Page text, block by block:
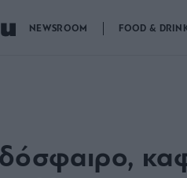
NEWSROOM FOOD &